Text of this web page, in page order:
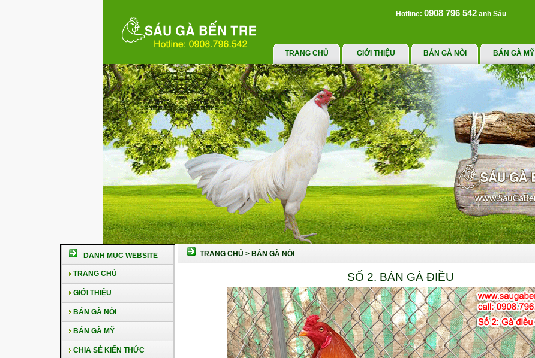
Hotline: 0908 796 542 anh Sáu
TRANG CHỦ GIỚI THIỆU BÁN GÀ NÒI BÁN GÀ MỸ
DANH MỤC WEBSITE
TRANG CHỦ
GIỚI THIỆU
BÁN GÀ NÒI
BÁN GÀ MỸ
CHIA SẺ KIẾN THỨC
TRANG CHỦ > BÁN GÀ NÒI
SỐ 2. BÁN GÀ ĐIỀU